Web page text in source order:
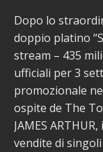
Dopo lo
doppio platino
stream – 435
ufficiali per 3
promozionale
ospite de The
JAMES
vendite di